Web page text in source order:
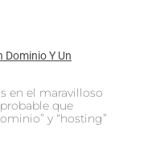
Dominio Y Un
en el maravilloso
que
y “hosting”